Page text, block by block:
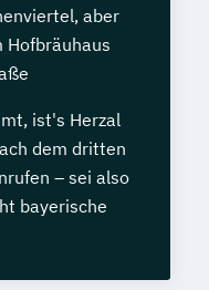
aber
Hofbräuhaus
ist's Herzal
dem dritten
– sei also
bayerische